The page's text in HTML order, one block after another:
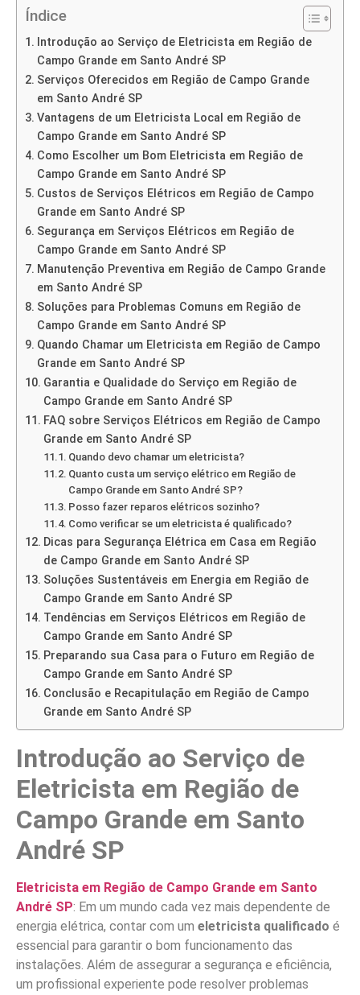
Índice
Introdução ao Serviço de Eletricista em Região de
Campo Grande em Santo André SP
Serviços Oferecidos em Região de Campo Grande
em Santo André SP
Vantagens de um Eletricista Local em Região de
Campo Grande em Santo André SP
Como Escolher um Bom Eletricista em Região de
Campo Grande em Santo André SP
Custos de Serviços Elétricos em Região de Campo
Grande em Santo André SP
Segurança em Serviços Elétricos em Região de
Campo Grande em Santo André SP
Manutenção Preventiva em Região de Campo Grande
em Santo André SP
Soluções para Problemas Comuns em Região de
Campo Grande em Santo André SP
Quando Chamar um Eletricista em Região de Campo
Grande em Santo André SP
Garantia e Qualidade do Serviço em Região de
Campo Grande em Santo André SP
FAQ sobre Serviços Elétricos em Região de Campo
Grande em Santo André SP
Quando devo chamar um eletricista?
Quanto custa um serviço elétrico em Região de
Campo Grande em Santo André SP?
Posso fazer reparos elétricos sozinho?
Como verificar se um eletricista é qualificado?
Dicas para Segurança Elétrica em Casa em Região
de Campo Grande em Santo André SP
Soluções Sustentáveis em Energia em Região de
Campo Grande em Santo André SP
Tendências em Serviços Elétricos em Região de
Campo Grande em Santo André SP
Preparando sua Casa para o Futuro em Região de
Campo Grande em Santo André SP
Conclusão e Recapitulação em Região de Campo
Grande em Santo André SP
Introdução ao Serviço de
Eletricista em Região de
Campo Grande em Santo
André SP
Eletricista em Região de Campo Grande em Santo
André SP: Em um mundo cada vez mais dependente de
energia elétrica, contar com um eletricista qualificado é
essencial para garantir o bom funcionamento das
instalações. Além de assegurar a segurança e eficiência,
um profissional experiente pode resolver problemas